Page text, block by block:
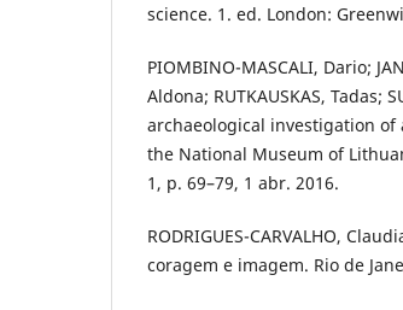
science. 1. ed. London:
PIOMBINO-MASCALI, Dario;
Aldona; RUTKAUSKAS, Tadas;
archaeological investigation
the National Museum of
1, p. 69–79, 1 abr. 2016.
RODRIGUES-CARVALHO,
coragem e imagem. Rio de